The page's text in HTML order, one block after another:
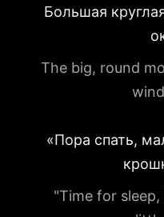
Большая
The big, round
«Пора спать,
"Time for